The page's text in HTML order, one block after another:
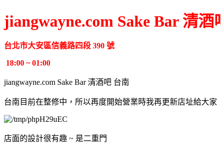
jiangwayne.com Sake Bar 清酒
台北市大安區信義路四段 390 號
18:00 ~ 01:00
jiangwayne.com Sake Bar 清酒吧 台南
台南目前在整修中，所以再度開始營業時我再更新店址給大家
店面的設計很有趣 ~ 是二重門